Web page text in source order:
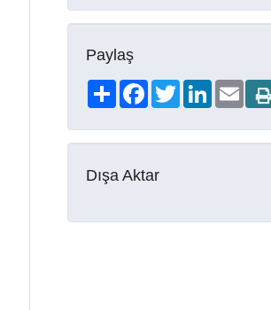
Paylaş
ShareFacebookTwitterLinkedIn
Email
Dışa Aktar